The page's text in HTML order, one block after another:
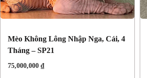
Mèo Không Lông Nhập Nga, Cái, 4
Tháng – SP21
75,000,000 ₫